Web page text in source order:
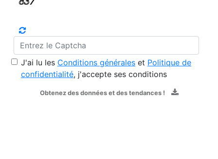
J'ai lu les Conditions générales et Politique de
confidentialité, j'accepte ses conditions
Obtenez des données et des tendances !